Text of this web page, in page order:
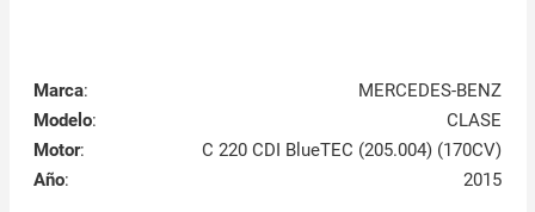
Marca:
MERCEDES-BENZ
Modelo:
CLASE
Motor:
C 220 CDI BlueTEC (205.004) (170CV)
Año: 2015